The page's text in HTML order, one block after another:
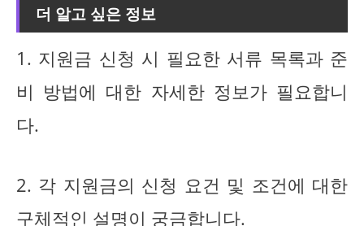
더 알고 싶은 정보
1. 지원금 신청 시 필요한 서류 목록과 준
비 방법에 대한 자세한 정보가 필요합니
다.
2. 각 지원금의 신청 요건 및 조건에 대한
구체적인 설명이 궁금합니다.